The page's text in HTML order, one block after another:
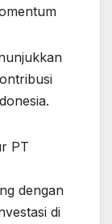
PT
dengan
di